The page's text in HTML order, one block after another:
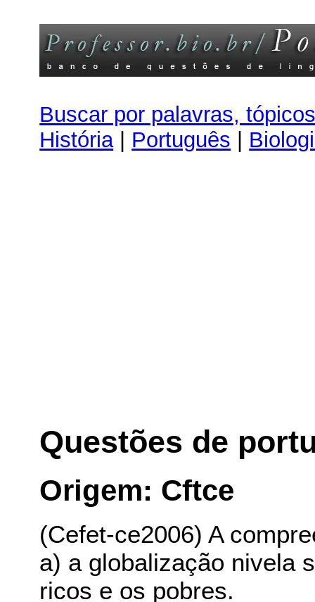
Buscar por palavras,
História| Português |
Questões de
Origem: Cftce
(Cefet-ce2006) A
a) a globalização nivela
ricos e os pobres.